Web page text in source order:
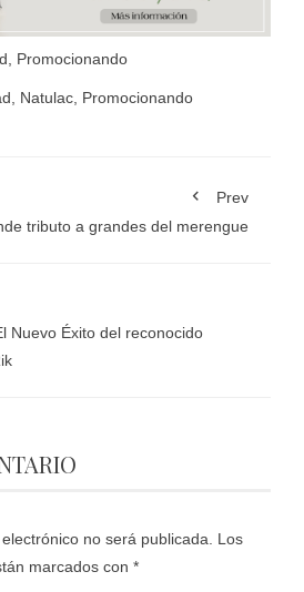
Promocionando
Natulac Promocionando
Prev
tributo a grandes del merengue
Nuevo Éxito del reconocido
no será publicada.
Los
marcados con *